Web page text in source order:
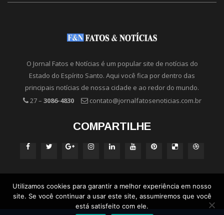
O Jornal Fatos e Notícias é um popular site de notícias do
Estado do Espírito Santo. Aqui você fica por dentro das
principais notícias de nossa cidade e ao redor do mundo.
27 – 3086-4830 contato@jornalfatosenoticias.com.br
COMPARTILHE
Utilizamos cookies para garantir a melhor experiência em nosso
site. Se você continuar a usar este site, assumiremos que você
está satisfeito com ele.